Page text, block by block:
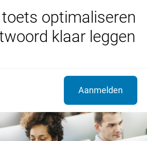
optimaliseren
Aanmelden